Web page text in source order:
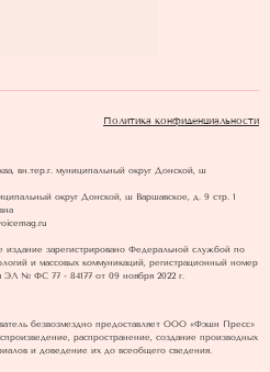
Политика конфиденциальности
вн.тер.г. муниципальный округ Донской, ш
округ Донской, ш Варшавское, д. 9 стр. 1
зарегистрировано Федеральной службой по
и массовых коммуникаций, регистрационный номер
ЭЛ № ФС 77 - 84177 от 09 ноября 2022 г.
безвозмездно предоставляет ООО «Фэшн Пресс»
распространение, создание производных
и доведение их до всеобщего сведения.